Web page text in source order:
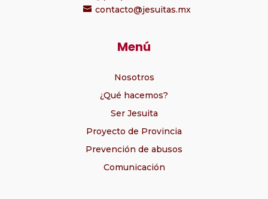
contacto@jesuitas.mx
Menú
Nosotros
¿Qué hacemos?
Ser Jesuita
Proyecto de Provincia
Prevención de abusos
Comunicación